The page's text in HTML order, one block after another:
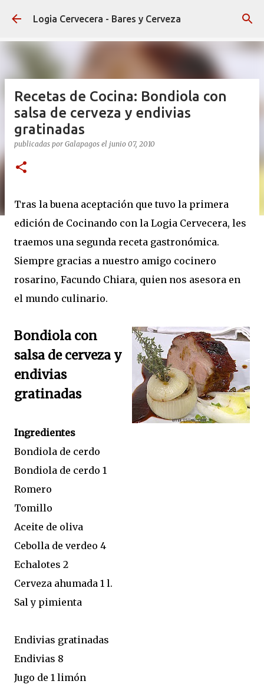
Ir al contenido principal
Logia Cervecera - Bares y Cerveza
Recetas de Cocina: Bondiola con
salsa de cerveza y endivias
gratinadas
publicadas por Galapagos el junio 07, 2010
Tras la buena aceptación que tuvo la primera
edición de Cocinando con la Logia Cervecera, les
traemos una segunda receta gastronómica.
Siempre gracias a nuestro amigo cocinero
rosarino, Facundo Chiara, quien nos asesora en
el mundo culinario.
Bondiola con
salsa de cerveza y
endivias
gratinadas
Ingredientes
Bondiola de cerdo
Bondiola de cerdo 1
Romero
Tomillo
Aceite de oliva
Cebolla de verdeo 4
Echalotes 2
Cerveza ahumada 1 l.
Sal y pimienta
Endivias gratinadas
Endivias 8
Jugo de 1 limón